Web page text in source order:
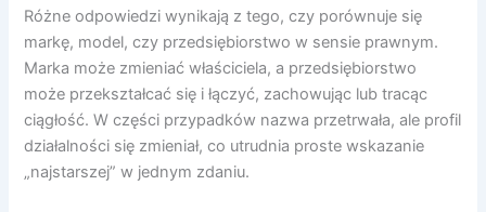
Różne odpowiedzi wynikają z tego, czy porównuje się
markę, model, czy przedsiębiorstwo w sensie prawnym.
Marka może zmieniać właściciela, a przedsiębiorstwo
może przekształcać się i łączyć, zachowując lub tracąc
ciągłość. W części przypadków nazwa przetrwała, ale profil
działalności się zmieniał, co utrudnia proste wskazanie
„najstarszej” w jednym zdaniu.